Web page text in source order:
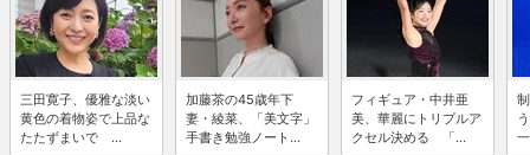
三田寛子、優雅な淡い
黄色の着物姿で上品な
たたずまいで ...
加藤茶の45歳年下
妻・綾菜、「美文字」
手書き勉強ノート...
フィギュア・中井亜
美、華麗にトリプルア
クセル決める 「...